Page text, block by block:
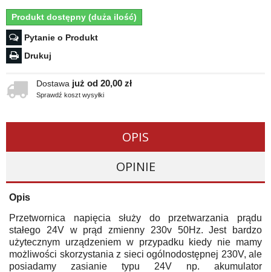
Produkt dostępny (duża ilość)
Pytanie o Produkt
Drukuj
Dostawa już od 20,00 zł
Sprawdź koszt wysyłki
OPIS
OPINIE
Opis
Przetwornica napięcia służy do przetwarzania prądu
stałego 24V w prąd zmienny 230v 50Hz. Jest bardzo
użytecznym urządzeniem w przypadku kiedy nie mamy
możliwości skorzystania z sieci ogólnodostępnej 230V, ale
posiadamy zasianie typu 24V np. akumulator